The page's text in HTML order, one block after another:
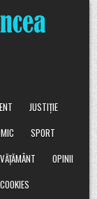
JUSTIȚIE
SPORT
OPINII
COOKIES